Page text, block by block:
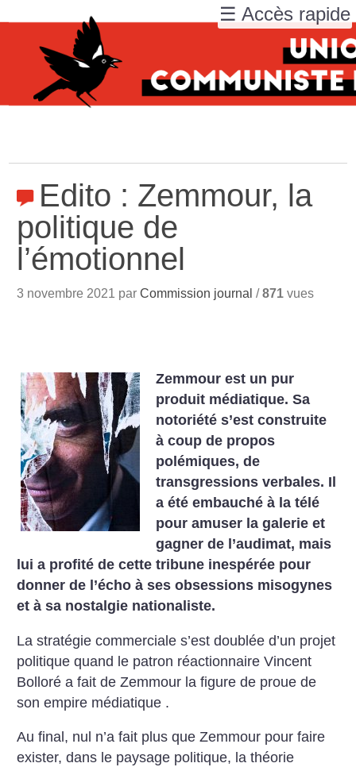
Edito : Zemmour, la
politique de
l’émotionnel
3 novembre 2021 parCommission journal /871 vues
Zemmour est un pur
produit médiatique. Sa
notoriété s’est construite
à coup de propos
polémiques, de
transgressions verbales. Il
a été embauché à la télé
pour amuser la galerie et
gagner de l’audimat, mais
lui a profité de cette tribune inespérée pour
donner de l’écho à ses obsessions misogynes
et à sa nostalgie nationaliste.
La stratégie commerciale s’est doublée d’un projet
politique quand le patron réactionnaire Vincent
Bolloré a fait de Zemmour la figure de proue de
son empire médiatique .
Au final, nul n’a fait plus que Zemmour pour faire
exister, dans le paysage politique, la théorie
☰ Accès rapide